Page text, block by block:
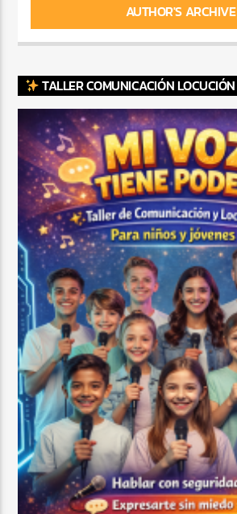
AUTHOR'S ARCHIVE
TALLER COMUNICACIÓN LOCUCIÓN